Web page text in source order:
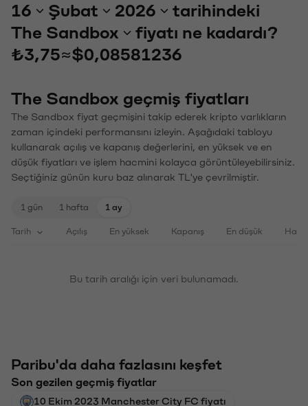
16 Şubat 2026
tarihindeki
The Sandbox
fiyatı ne kadardı?
₺3,75≈$0,08581236
The Sandbox geçmiş fiyatları
The Sandbox fiyat geçmişini takip ederek kripto varlıkların
zaman içindeki performansını izleyin. Aşağıdaki tabloyu
kullanarak açılış ve kapanış değerlerini, en yüksek ve en
düşük fiyatları ve işlem hacmini kolayca görüntüleyebilirsiniz.
Seçtiğiniz günün kuru baz alınarak TL'ye çevrilmiştir.
1 gün 1 hafta 1 ay
Tarih Açılış En yüksek Kapanış En düşük
Bu tarih aralığı için veri bulunamadı.
Paribu'da daha fazlasını keşfet
Son gezilen geçmiş fiyatlar
10 Ekim 2023 Manchester City FC fiyatı